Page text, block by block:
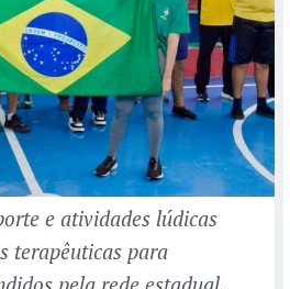
e atividades lúdicas
terapêuticas para